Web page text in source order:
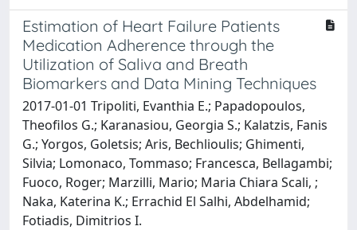
Estimation of Heart Failure Patients
Medication Adherence through the
Utilization of Saliva and Breath
Biomarkers and Data Mining Techniques
2017-01-01 Tripoliti, Evanthia E.; Papadopoulos,
Theofilos G.; Karanasiou, Georgia S.; Kalatzis, Fanis
G.; Yorgos, Goletsis; Aris, Bechlioulis; Ghimenti,
Silvia; Lomonaco, Tommaso; Francesca, Bellagambi;
Fuoco, Roger; Marzilli, Mario; Maria Chiara Scali, ;
Naka, Katerina K.; Errachid El Salhi, Abdelhamid;
Fotiadis, Dimitrios I.